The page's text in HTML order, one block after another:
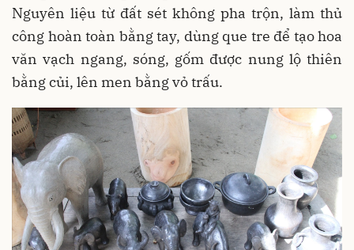
Nguyên liệu từ đất sét không pha trộn, làm thủ
công hoàn toàn bằng tay, dùng que tre để tạo hoa
văn vạch ngang, sóng, gốm được nung lộ thiên
bằng củi, lên men bằng vỏ trấu.